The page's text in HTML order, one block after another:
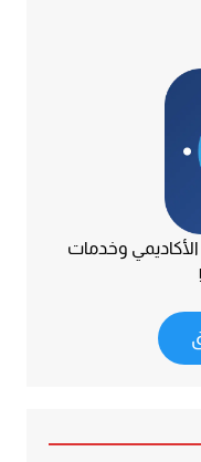
وخدمات